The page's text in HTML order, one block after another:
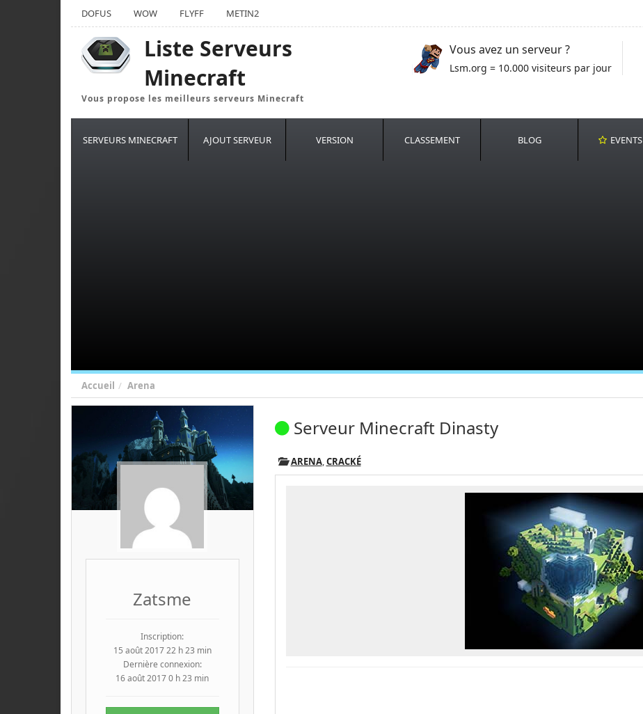
DOFUS WOW FLYFF METIN2
Liste Serveurs
Minecraft
Vous propose les meilleurs serveurs Minecraft
Vous avez un serveur ?
Lsm.org = 10.000 visiteurs par jour
SERVEURS MINECRAFT AJOUT SERVEUR VERSION CLASSEMENT BLOG EVENTS
Accueil Arena
Zatsme
Inscription:
15 août 2017 22 h 23 min
Dernière connexion:
16 août 2017 0 h 23 min
Serveur Minecraft Dinasty
ARENA,CRACKÉ